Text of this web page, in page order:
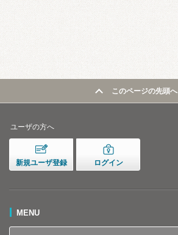
このページの先頭へ
ユーザの方へ
新規ユーザ登録 ログイン
MENU